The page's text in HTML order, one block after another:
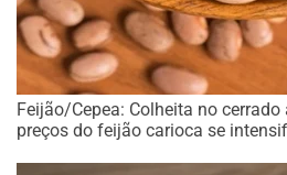
Feijão/Cepea: Colheita no
preços do feijão carioca se